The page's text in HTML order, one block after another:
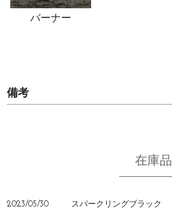
バーナー
備考
在庫品
2023/05/30 スパークリングブラック